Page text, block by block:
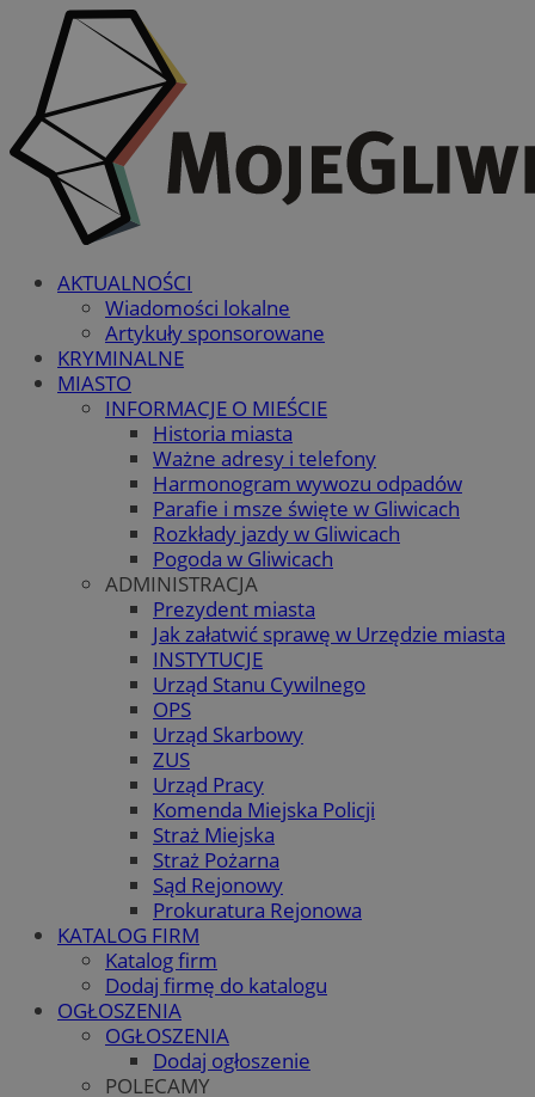
AKTUALNOŚCI
Wiadomości lokalne
Artykuły sponsorowane
KRYMINALNE
MIASTO
INFORMACJE O MIEŚCIE
Historia miasta
Ważne adresy i telefony
Harmonogram wywozu odpadów
Parafie i msze święte w Gliwicach
Rozkłady jazdy w Gliwicach
Pogoda w Gliwicach
ADMINISTRACJA
Prezydent miasta
Jak załatwić sprawę w Urzędzie miasta
INSTYTUCJE
Urząd Stanu Cywilnego
OPS
Urząd Skarbowy
ZUS
Urząd Pracy
Komenda Miejska Policji
Straż Miejska
Straż Pożarna
Sąd Rejonowy
Prokuratura Rejonowa
KATALOG FIRM
Katalog firm
Dodaj firmę do katalogu
OGŁOSZENIA
OGŁOSZENIA
Dodaj ogłoszenie
POLECAMY